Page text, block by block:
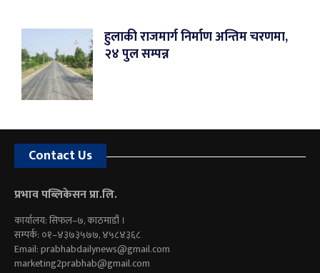
हुलाकी राजमार्ग निर्माण अन्तिम चरणमा,
२४ पुल सम्पन्न
Contact Us
प्रभाव पब्लिकेसन प्रा.लि.
कार्यालय: सिफल–७, काठमाडौं ।
सम्पर्क: ०१–४३७३५७७, ४५८४३६८
Email:prabhabdailynews@gmail.com
marketing2prabhab@gmail.com